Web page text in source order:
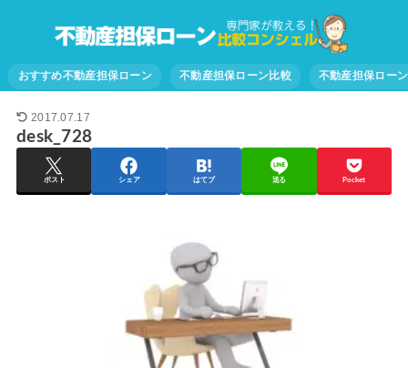
おすすめ不動産担保ローン 不動産担保ローン比較 不動産担保ロー
2017.07.17
desk_728
ポスト シェア はてブ 送る Pocket